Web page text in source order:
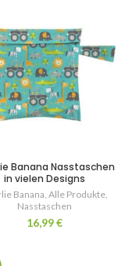
Banana Nasstaschen
in vielen Designs
Banana, Alle Produkte,
Nasstaschen
16,99€